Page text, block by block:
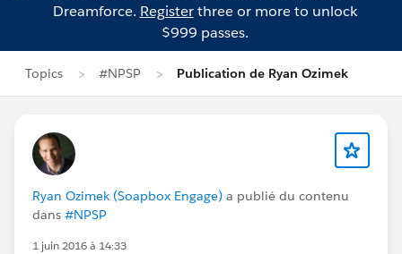
Dreamforce. Registerthree or more to unlock
$999 passes.
Topics #NPSP Publication de Ryan Ozimek
Ryan Ozimek (Soapbox Engage) a publié du contenu
dans #NPSP
1 juin 2016 à 14:33